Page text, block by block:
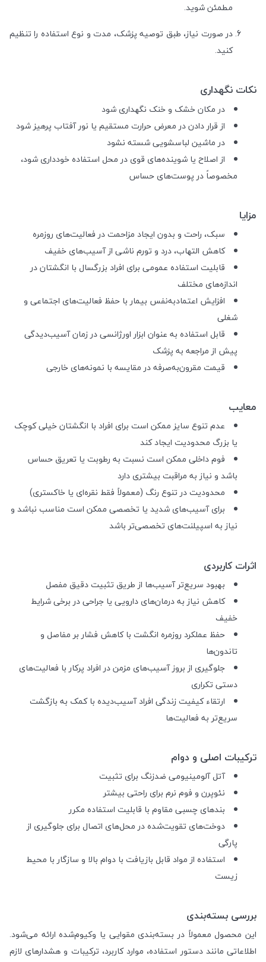
مطمئن شوید.
در صورت نیاز، طبق توصیه پزشک، مدت و نوع استفاده را تنظیم
کنید.
نکات نگهداری
در مکان خشک و خنک نگهداری شود
از قرار دادن در معرض حرارت مستقیم یا نور آفتاب پرهیز شود
در ماشین لباسشویی شسته نشود
از اصلاح یا شوینده‌های قوی در محل استفاده خودداری شود،
مخصوصاً در پوست‌های حساس
مزایا
سبک، راحت و بدون ایجاد مزاحمت در فعالیت‌های روزمره
کاهش التهاب، درد و تورم ناشی از آسیب‌های خفیف
قابلیت استفاده عمومی برای افراد بزرگسال با انگشتان در
اندازه‌های مختلف
افزایش اعتمادبه‌نفس بیمار با حفظ فعالیت‌های اجتماعی و
شغلی
قابل استفاده به عنوان ابزار اورژانسی در زمان آسیب‌دیدگی
پیش از مراجعه به پزشک
قیمت مقرون‌به‌صرفه در مقایسه با نمونه‌های خارجی
معایب
عدم تنوع سایز ممکن است برای افراد با انگشتان خیلی کوچک
یا بزرگ محدودیت ایجاد کند
فوم داخلی ممکن است نسبت به رطوبت یا تعریق حساس
باشد و نیاز به مراقبت بیشتری دارد
محدودیت در تنوع رنگ (معمولاً فقط نقره‌ای یا خاکستری)
برای آسیب‌های شدید یا تخصصی ممکن است مناسب نباشد و
نیاز به اسپیلنت‌های تخصصی‌تر باشد
اثرات کاربردی
بهبود سریع‌تر آسیب‌ها از طریق تثبیت دقیق مفصل
کاهش نیاز به درمان‌های دارویی یا جراحی در برخی شرایط
خفیف
حفظ عملکرد روزمره انگشت با کاهش فشار بر مفاصل و
تاندون‌ها
جلوگیری از بروز آسیب‌های مزمن در افراد پرکار با فعالیت‌های
دستی تکراری
ارتقاء کیفیت زندگی افراد آسیب‌دیده با کمک به بازگشت
سریع‌تر به فعالیت‌ها
ترکیبات اصلی و دوام
آتل آلومینیومی ضدزنگ برای تثبیت
نئوپرن و فوم نرم برای راحتی بیشتر
بندهای چسبی مقاوم با قابلیت استفاده مکرر
دوخت‌های تقویت‌شده در محل‌های اتصال برای جلوگیری از
پارگی
استفاده از مواد قابل بازیافت با دوام بالا و سازگار با محیط
زیست
بررسی بسته‌بندی
این محصول معمولاً در بسته‌بندی مقوایی یا وکیوم‌شده ارائه می‌شود.
اطلاعاتی مانند دستور استفاده، موارد کاربرد، ترکیبات و هشدارهای لازم